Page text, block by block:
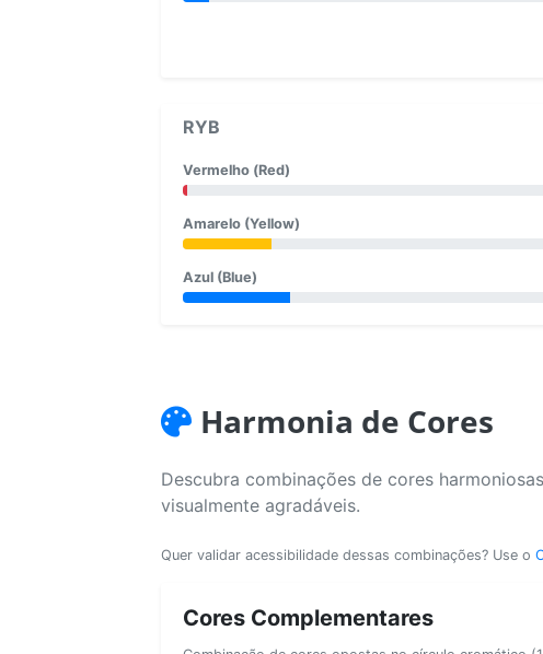
RYB
Vermelho (Red)
Amarelo (Yellow)
Azul (Blue)
Harmonia de Cores
Descubra combinações de cores
visualmente agradáveis.
Quer validar acessibilidade dessas combinações? Use o
Cores Complementares